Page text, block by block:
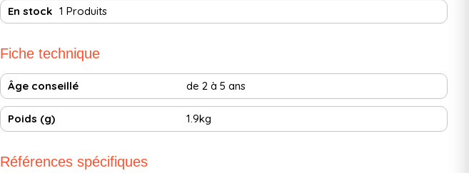
En stock 1 Produits
Fiche technique
Âge conseillé de 2 à 5 ans
Poids (g) 1.9kg
Références spécifiques